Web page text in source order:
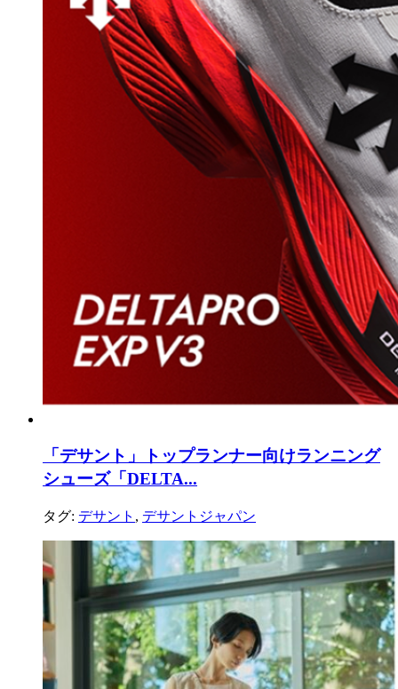
「デサント」トップランナー向けランニング
シューズ「DELTA...
タグ: デサント , デサントジャパン